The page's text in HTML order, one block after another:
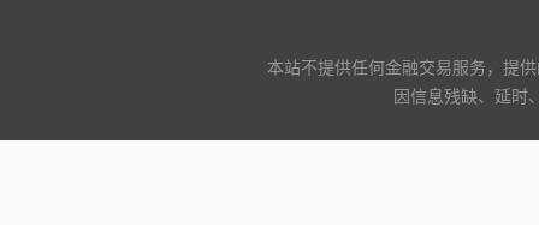
本站不提供任何金融交易服务，提
因信息残缺、延时